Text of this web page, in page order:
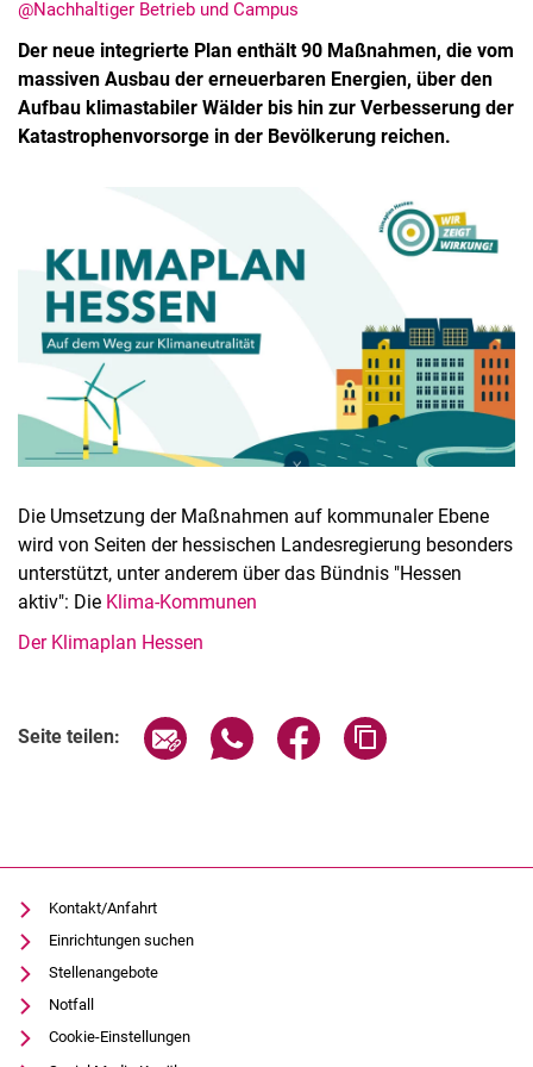
@Nachhaltiger Betrieb und Campus
Der neue integrierte Plan enthält 90 Maßnahmen, die vom
massiven Ausbau der erneuerbaren Energien, über den
Aufbau klimastabiler Wälder bis hin zur Verbesserung der
Katastrophenvorsorge in der Bevölkerung reichen.
Die Umsetzung der Maßnahmen auf kommunaler Ebene
wird von Seiten der hessischen Landesregierung besonders
unterstützt, unter anderem über das Bündnis "Hessen
aktiv": Die Klima-Kommunen
Der Klimaplan Hessen
Seite teilen: Seite über E-Mail teilen
Seite über WhatsApp teilen
Seite über Facebook
Kontakt/Anfahrt
Einrichtungen suchen
Stellenangebote
Notfall
Cookie-Einstellungen